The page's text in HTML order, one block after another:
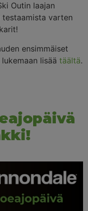
Outin laajan
varten
ensimmäiset
lisää täältä.